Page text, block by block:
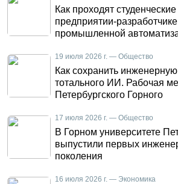
Как проходят
предприятии-
промышленной
19 июля 2026 г. — Общество
Как сохранить
тотального ИИ. Рабочая
Петербургского Горного
17 июля 2026 г. — Общество
В Горном университете
выпустили первых
поколения
16 июля 2026 г. — Экономика